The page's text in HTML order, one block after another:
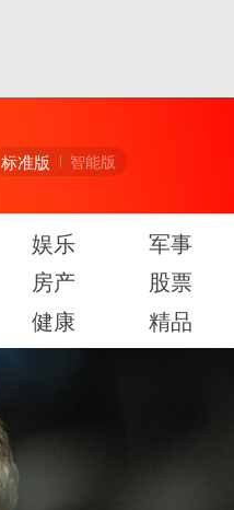
标准版 智能版
娱乐 军事
房产 股票
健康 精品